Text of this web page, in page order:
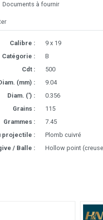
Documents à fournir
Calibre :
9 x 19
Catégorie :
B
Cdt :
500
(mm) :
9.04
Diam. (') :
0.356
Grains :
115
Grammes :
7.45
projectile :
Plomb cuivré
/ Balle :
Hollow point